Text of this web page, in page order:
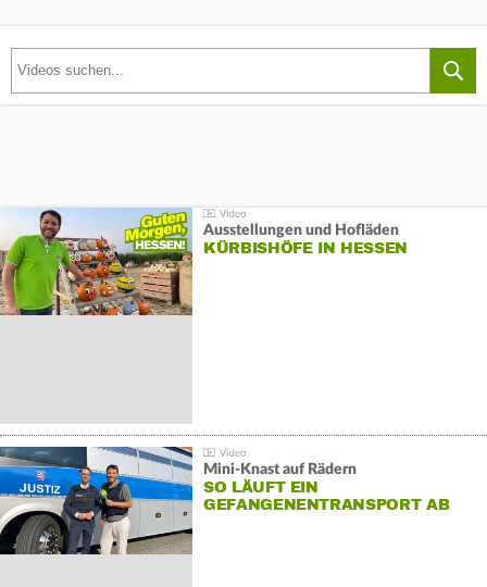
Ausstellungen und Hofläden
KÜRBISHÖFE IN HESSEN
Mini-Knast auf Rädern
SO LÄUFT EIN
GEFANGENENTRANSPORT AB